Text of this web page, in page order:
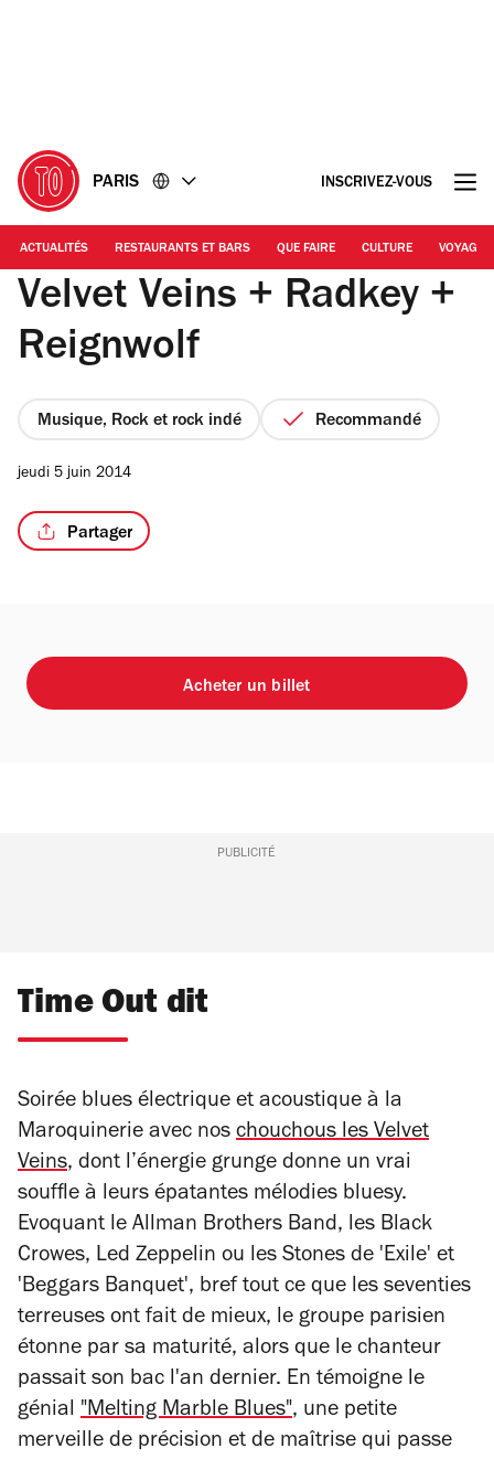
PARIS INSCRIVEZ-VOUS
ACTUALITÉS RESTAURANTS ET BARS QUE FAIRE CULTURE VOYAGE
Velvet Veins + Radkey +
Reignwolf
Musique, Rock et rock indé Recommandé
jeudi 5 juin 2014
Partager
Acheter un billet
PUBLICITÉ
Time Out dit
Soirée blues électrique et acoustique à la
Maroquinerie avec nos chouchous les Velvet
Veins, dont l’énergie grunge donne un vrai
souffle à leurs épatantes mélodies bluesy.
Evoquant le Allman Brothers Band, les Black
Crowes, Led Zeppelin ou les Stones de 'Exile' et
'Beggars Banquet', bref tout ce que les seventies
terreuses ont fait de mieux, le groupe parisien
étonne par sa maturité, alors que le chanteur
passait son bac l'an dernier. En témoigne le
génial "Melting Marble Blues", une petite
merveille de précision et de maîtrise qui passe